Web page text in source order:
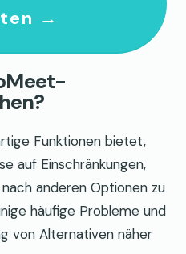
→
Funktionen bietet,
auf Einschränkungen,
anderen Optionen zu
häufige Probleme und
von Alternativen näher